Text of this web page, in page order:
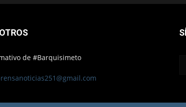
de #Barquisimeto